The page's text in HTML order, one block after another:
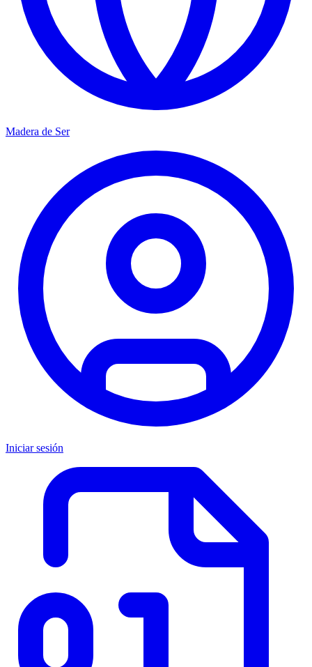
Madera de Ser
Iniciar sesión